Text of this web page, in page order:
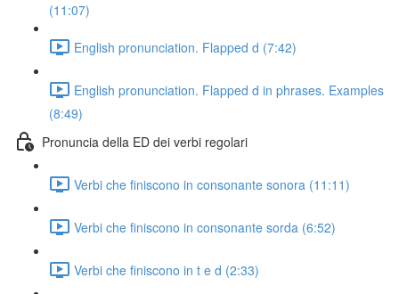
(11:07)
English pronunciation. Flapped d (7:42)
English pronunciation. Flapped d in phrases. Examples
(8:49)
Pronuncia della ED dei verbi regolari
Verbi che finiscono in consonante sonora (11:11)
Verbi che finiscono in consonante sorda (6:52)
Verbi che finiscono in t e d (2:33)